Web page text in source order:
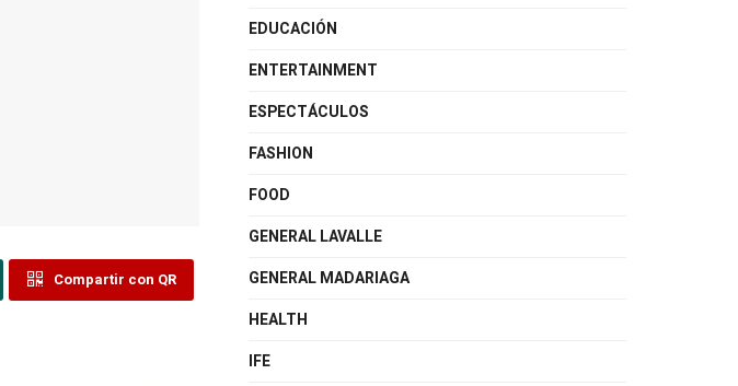
Compartir con QR
EDUCACIÓN
ENTERTAINMENT
ESPECTÁCULOS
FASHION
FOOD
GENERAL LAVALLE
GENERAL MADARIAGA
HEALTH
IFE